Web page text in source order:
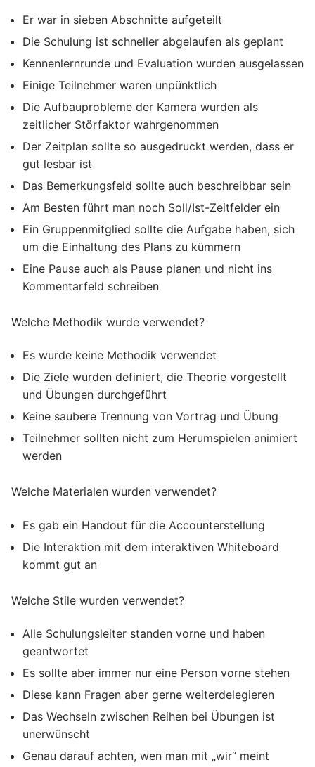
Er war in sieben Abschnitte aufgeteilt
Die Schulung ist schneller abgelaufen als geplant
Kennenlernrunde und Evaluation wurden ausgelassen
Einige Teilnehmer waren unpünktlich
Die Aufbauprobleme der Kamera wurden als
zeitlicher Störfaktor wahrgenommen
Der Zeitplan sollte so ausgedruckt werden, dass er
gut lesbar ist
Das Bemerkungsfeld sollte auch beschreibbar sein
Am Besten führt man noch Soll/Ist-Zeitfelder ein
Ein Gruppenmitglied sollte die Aufgabe haben, sich
um die Einhaltung des Plans zu kümmern
Eine Pause auch als Pause planen und nicht ins
Kommentarfeld schreiben
Welche Methodik wurde verwendet?
Es wurde keine Methodik verwendet
Die Ziele wurden definiert, die Theorie vorgestellt
und Übungen durchgeführt
Keine saubere Trennung von Vortrag und Übung
Teilnehmer sollten nicht zum Herumspielen animiert
werden
Welche Materialen wurden verwendet?
Es gab ein Handout für die Accounterstellung
Die Interaktion mit dem interaktiven Whiteboard
kommt gut an
Welche Stile wurden verwendet?
Alle Schulungsleiter standen vorne und haben
geantwortet
Es sollte aber immer nur eine Person vorne stehen
Diese kann Fragen aber gerne weiterdelegieren
Das Wechseln zwischen Reihen bei Übungen ist
unerwünscht
Genau darauf achten, wen man mit „wir“ meint